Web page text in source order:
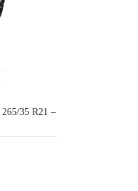
35 R21 –